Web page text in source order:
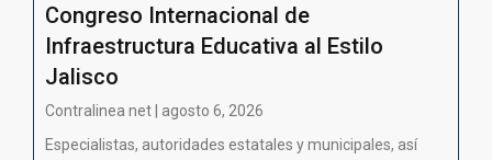
Congreso Internacional de
Infraestructura Educativa al Estilo
Jalisco
Contralinea net | agosto 6, 2026
Especialistas, autoridades estatales y municipales, así